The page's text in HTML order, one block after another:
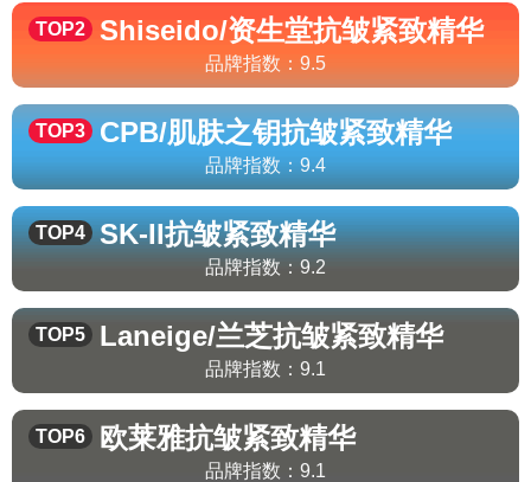
TOP2 Shiseido/资生堂抗皱紧致精华
品牌指数： 9.5
TOP3 CPB/肌肤之钥抗皱紧致精华
品牌指数： 9.4
TOP4 SK-II抗皱紧致精华
品牌指数： 9.2
TOP5 Laneige/兰芝抗皱紧致精华
品牌指数： 9.1
TOP6 欧莱雅抗皱紧致精华
品牌指数： 9.1